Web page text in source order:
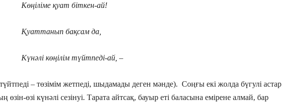
қуат біткен-ай!
бақсам да,
түйтпеді-ай, –
– төзімім жетпеді, шыдамады деген мәнде). Соңғы екі жолда бүгулі астар
өзін-өзі күнәлі сезінуі. Тарата айтсақ, бауыр еті баласына емірене алмай, бар